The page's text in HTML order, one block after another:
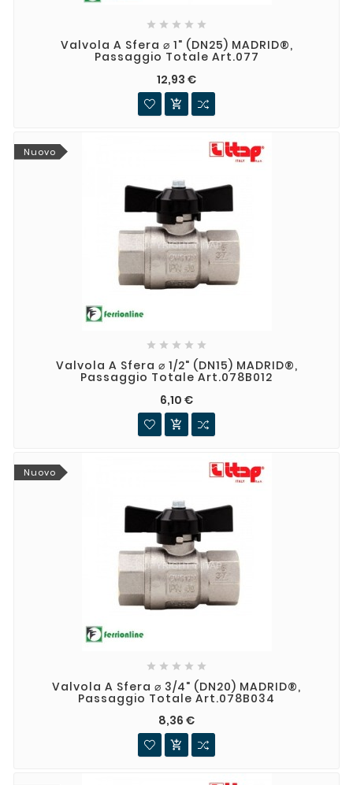
    
Valvola A Sfera ⌀ 1" (DN25) MADRID®,
Passaggio Totale Art.077
12,93 €

Nuovo
    
Valvola A Sfera ⌀ 1/2" (DN15) MADRID®,
Passaggio Totale Art.078B012
6,10 €

Nuovo
    
Valvola A Sfera ⌀ 3/4" (DN20) MADRID®,
Passaggio Totale Art.078B034
8,36 €
